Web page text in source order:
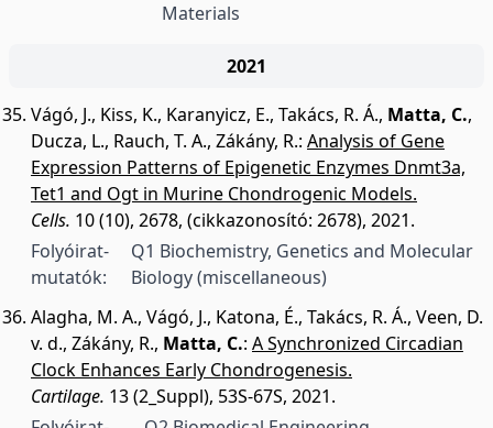
Materials
2021
Vágó, J., Kiss, K., Karanyicz, E., Takács, R. Á., Matta, C.,
Ducza, L., Rauch, T. A., Zákány, R.: Analysis of Gene
Expression Patterns of Epigenetic Enzymes Dnmt3a,
Tet1 and Ogt in Murine Chondrogenic Models.
Cells. 10 (10), 2678, (cikkazonosító: 2678), 2021.
Folyóirat-
mutatók:
Q1 Biochemistry, Genetics and Molecular
Biology (miscellaneous)
Alagha, M. A., Vágó, J., Katona, É., Takács, R. Á., Veen, D.
v. d., Zákány, R., Matta, C.: A Synchronized Circadian
Clock Enhances Early Chondrogenesis.
Cartilage. 13 (2_Suppl), 53S-67S, 2021.